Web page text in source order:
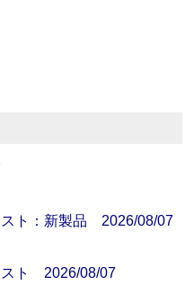
スト：新製品 2026/08/07
スト 2026/08/07